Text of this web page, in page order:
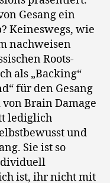
Gesang ein
Keineswegs, wie
nachweisen
Roots-
als „Backing“
für den Gesang
Brain Damage
lediglich
und
Sie ist so
ist, ihr nicht mit